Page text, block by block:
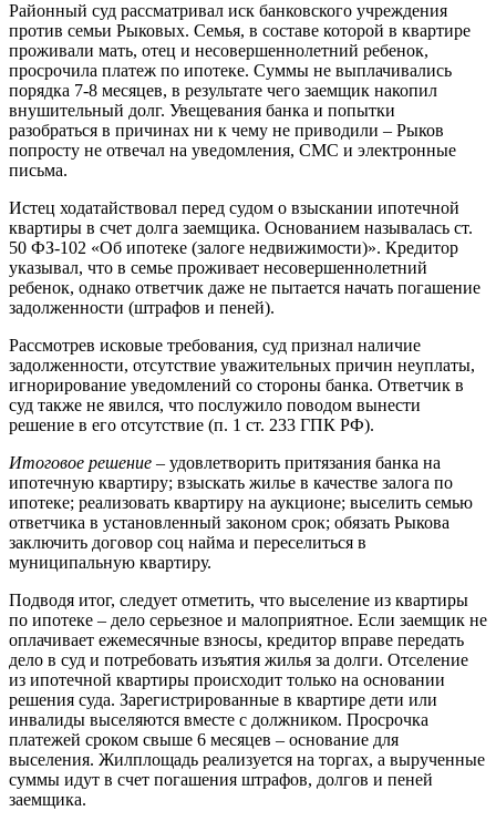
Районный суд рассматривал иск банковского учреждения
против семьи Рыковых. Семья, в составе которой в квартире
проживали мать, отец и несовершеннолетний ребенок,
просрочила платеж по ипотеке. Суммы не выплачивались
порядка 7-8 месяцев, в результате чего заемщик накопил
внушительный долг. Увещевания банка и попытки
разобраться в причинах ни к чему не приводили – Рыков
попросту не отвечал на уведомления, СМС и электронные
письма.
Истец ходатайствовал перед судом о взыскании ипотечной
квартиры в счет долга заемщика. Основанием называлась ст.
50 ФЗ-102 «Об ипотеке (залоге недвижимости)». Кредитор
указывал, что в семье проживает несовершеннолетний
ребенок, однако ответчик даже не пытается начать погашение
задолженности (штрафов и пеней).
Рассмотрев исковые требования, суд признал наличие
задолженности, отсутствие уважительных причин неуплаты,
игнорирование уведомлений со стороны банка. Ответчик в
суд также не явился, что послужило поводом вынести
решение в его отсутствие (п. 1 ст. 233 ГПК РФ).
Итоговое решение – удовлетворить притязания банка на
ипотечную квартиру; взыскать жилье в качестве залога по
ипотеке; реализовать квартиру на аукционе; выселить семью
ответчика в установленный законом срок; обязать Рыкова
заключить договор соц найма и переселиться в
муниципальную квартиру.
Подводя итог, следует отметить, что выселение из квартиры
по ипотеке – дело серьезное и малоприятное. Если заемщик не
оплачивает ежемесячные взносы, кредитор вправе передать
дело в суд и потребовать изъятия жилья за долги. Отселение
из ипотечной квартиры происходит только на основании
решения суда. Зарегистрированные в квартире дети или
инвалиды выселяются вместе с должником. Просрочка
платежей сроком свыше 6 месяцев – основание для
выселения. Жилплощадь реализуется на торгах, а вырученные
суммы идут в счет погашения штрафов, долгов и пеней
заемщика.